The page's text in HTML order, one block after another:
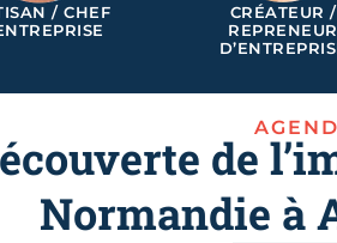
/ CHEF
CRÉATEUR /
REPRENEUR
de
Normandie à